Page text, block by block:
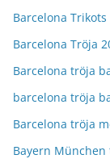
Barcelona Trikots
Barcelona Tröja
Barcelona tröja
barcelona tröja
Barcelona tröja
Bayern München